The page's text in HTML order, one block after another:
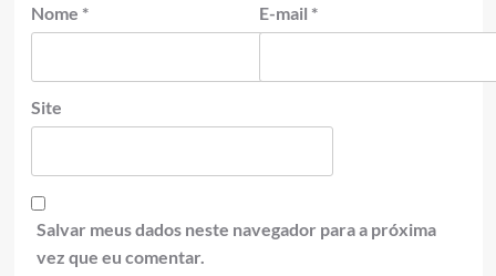
Nome * E-mail *
Site
Salvar meus dados neste navegador para a próxima
vez que eu comentar.